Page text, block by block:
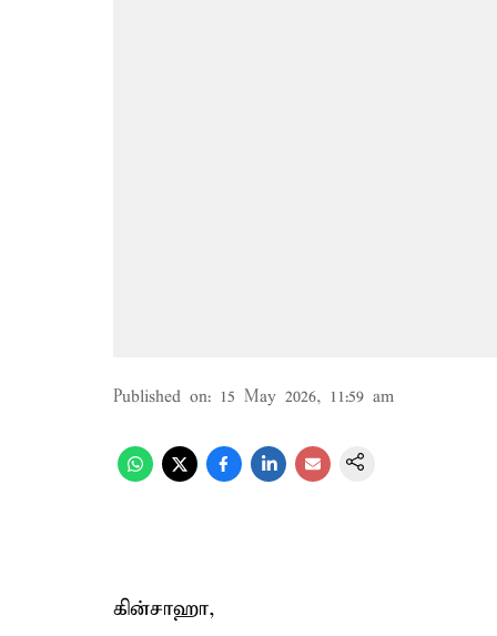
Published on: 15 May 2026, 11:59 am
கின்சாஹா,